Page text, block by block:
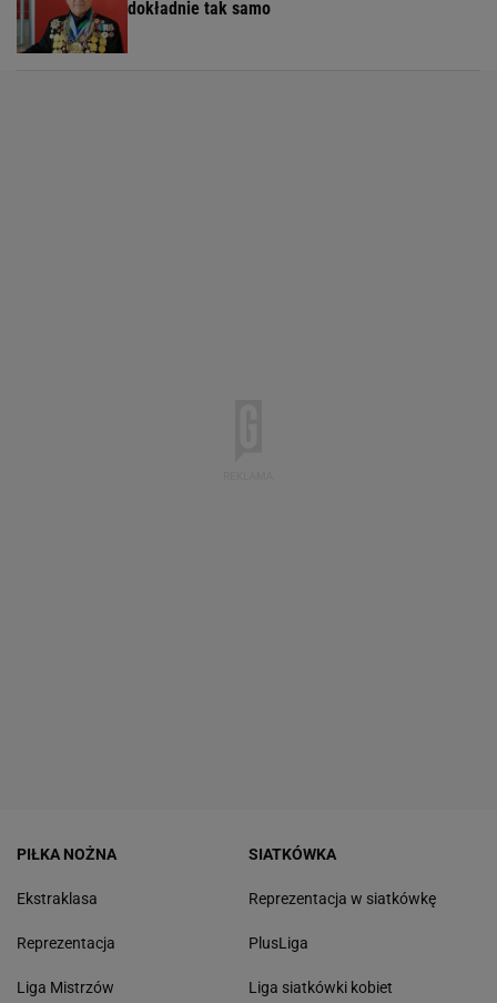
dokładnie tak samo
PIŁKA NOŻNA
Ekstraklasa
Reprezentacja
Liga Mistrzów
SIATKÓWKA
Reprezentacja w siatkówkę
PlusLiga
Liga siatkówki kobiet